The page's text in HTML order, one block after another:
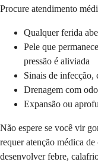
Procure atendimento
Qualquer ferida
Pele que
pressão é aliviada
Sinais de infecção,
Drenagem com
Expansão ou
Não espere se você vir
requer atenção médica
desenvolver febre,